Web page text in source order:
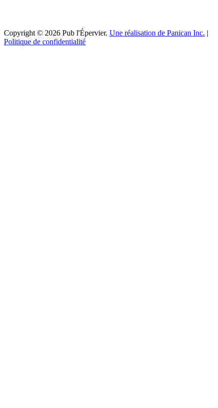
Copyright © 2026 Pub l'Épervier. Une réalisation de Panican Inc. |
Politique de confidentialité